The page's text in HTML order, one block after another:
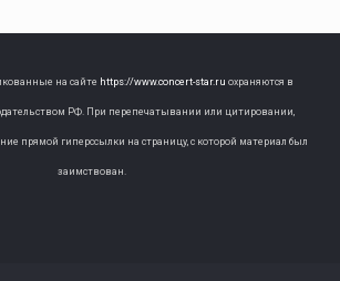
на сайте https://www.concert-star.ru охраняются в
РФ. При перепечатывании или цитировании,
прямой гиперссылки на страницу, с которой материал был
заимствован.